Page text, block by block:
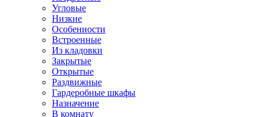
Угловые
Низкие
Особенности
Встроенные
Из кладовки
Закрытые
Открытые
Раздвижные
Гардеробные шкафы
Назначение
В комнату